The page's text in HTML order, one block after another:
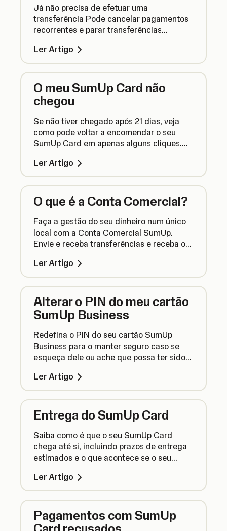
Já não precisa de efetuar uma
transferência Pode cancelar pagamentos
recorrentes e parar transferências
sua Conta Comercial.
Ler Artigo
O meu SumUp Card não
chegou
Se não tiver chegado após 21 dias, veja
como pode voltar a encomendar o seu
SumUp Card em apenas alguns cliques.
Ler Artigo
O que é a Conta Comercial?
Faça a gestão do seu dinheiro num único
local com a Conta Comercial SumUp.
Envie e receba transferências e receba os
seguinte com a SumUp.
Ler Artigo
Alterar o PIN do meu cartão
SumUp Business
Redefina o PIN do seu cartão SumUp
Business para o manter seguro caso se
esqueça dele ou ache que possa ter sido
Ler Artigo
Entrega do SumUp Card
Saiba como é que o seu SumUp Card
chega até si, incluindo prazos de entrega
estimados e o que acontece se o seu
Ler Artigo
Pagamentos com SumUp